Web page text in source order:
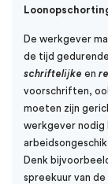
De werkgever
de tijd
schriftelijke en
voorschriften,
moeten zijn
werkgever
Denk
spreekuur van